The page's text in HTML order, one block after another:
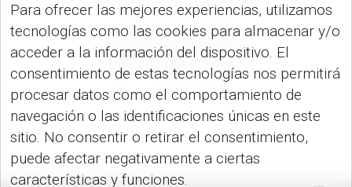
Para ofrecer las mejores experiencias, utilizamos
tecnologías como las cookies para almacenar y/o
acceder a la información del dispositivo. El
consentimiento de estas tecnologías nos permitirá
procesar datos como el comportamiento de
navegación o las identificaciones únicas en este
sitio. No consentir o retirar el consentimiento,
puede afectar negativamente a ciertas
características y funciones.
MUGS (MUGS & TERMOS)
Mug Metálico Grant
Urban Travel 500ml MU-